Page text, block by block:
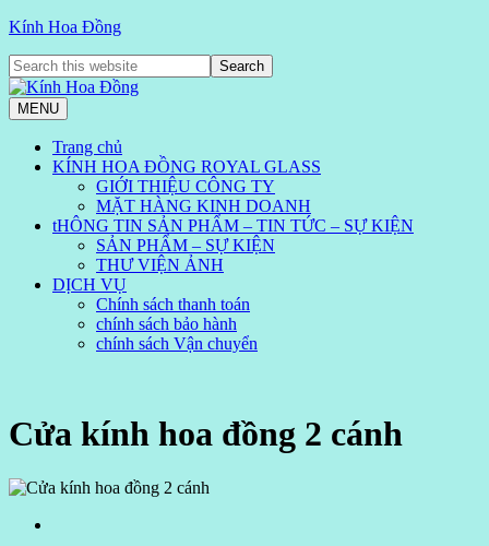
Kính Hoa Đồng
MENU
Trang chủ
KÍNH HOA ĐỒNG ROYAL GLASS
GIỚI THIỆU CÔNG TY
MẶT HÀNG KINH DOANH
tHÔNG TIN SẢN PHẨM – TIN TỨC – SỰ KIỆN
SẢN PHẨM – SỰ KIỆN
THƯ VIỆN ẢNH
DỊCH VỤ
Chính sách thanh toán
chính sách bảo hành
chính sách Vận chuyển
Cửa kính hoa đồng 2 cánh